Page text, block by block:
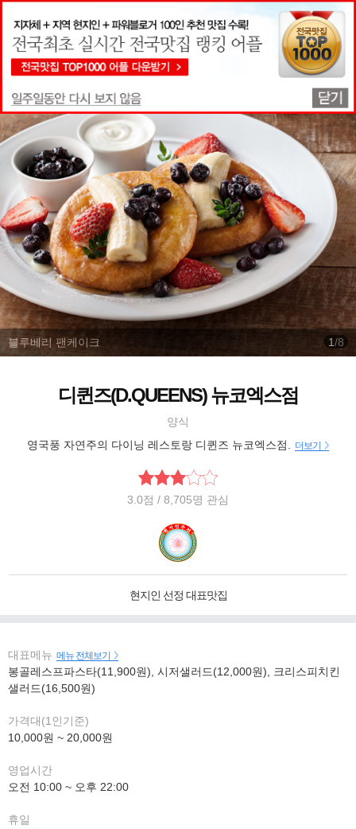
맛집상세정보
블루베리 팬케이크 1/8
디퀸즈(D.QUEENS) 뉴코엑스점
양식
영국풍 자연주의 다이닝 레스토랑 디퀸즈 뉴코엑스점.
더보기
3.0점 / 8,705명 관심
현지인 선정 대표맛집
대표메뉴 메뉴 전체보기
봉골레스프파스타(11,900원), 시저샐러드(12,000원), 크리스피치킨
샐러드(16,500원)
가격대(1인기준)
10,000원 ~ 20,000원
영업시간
오전 10:00 ~ 오후 22:00
휴일